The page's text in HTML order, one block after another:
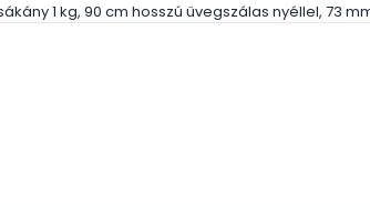
1 kg, 90 cm hosszú üvegszálas nyéllel, 73